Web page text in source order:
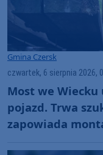
Gmina Czersk
czwartek, 6 sierpnia 2026,
Most we Wiecku
pojazd. Trwa
zapowiada